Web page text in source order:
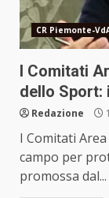
CR Piemonte-
I Comitati
dello Sport:
Redazione
I Comitati
campo per
promossa dal...